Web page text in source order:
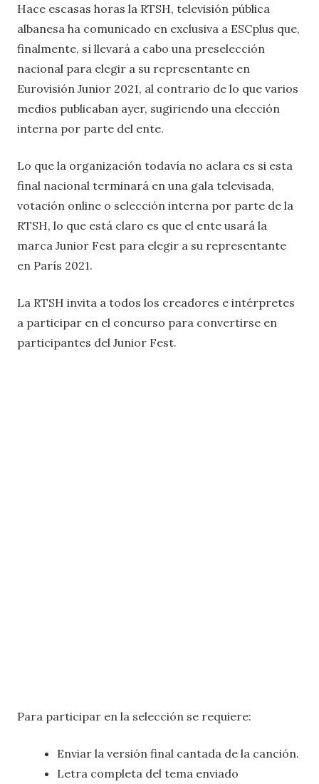
Hace escasas horas la RTSH, televisión pública
albanesa ha comunicado en exclusiva a ESCplus que,
finalmente, sí llevará a cabo una preselección
nacional para elegir a su representante en
Eurovisión Junior 2021, al contrario de lo que varios
medios publicaban ayer, sugiriendo una elección
interna por parte del ente.
Lo que la organización todavía no aclara es si esta
final nacional terminará en una gala televisada,
votación online o selección interna por parte de la
RTSH, lo que está claro es que el ente usará la
marca Junior Fest para elegir a su representante
en París 2021.
La RTSH invita a todos los creadores e intérpretes
a participar en el concurso para convertirse en
participantes del Junior Fest.
Para participar en la selección se requiere:
Enviar la versión final cantada de la canción.
Letra completa del tema enviado